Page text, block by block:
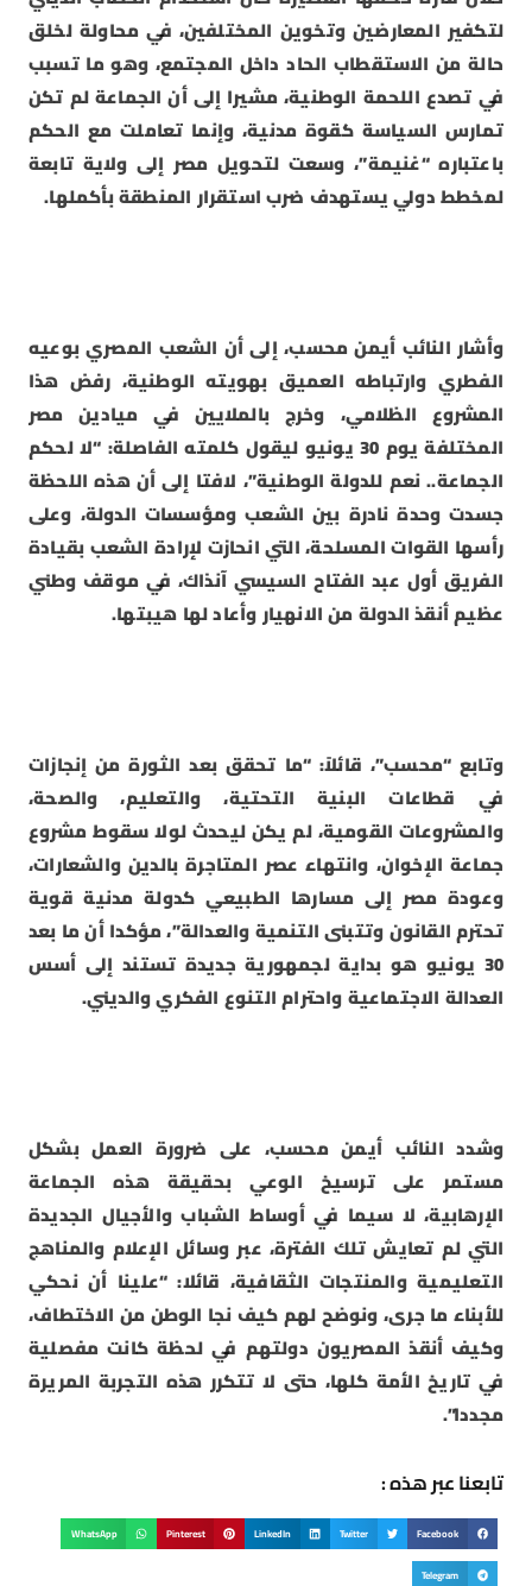
لتكفير المعارضين وتخوين المختلفين، في محاولة لخلق
حالة من الاستقطاب الحاد داخل المجتمع، وهو ما تسبب
في تصدع اللحمة الوطنية، مشيرا إلى أن الجماعة لم تكن
تمارس السياسة كقوة مدنية، وإنما تعاملت مع الحكم
باعتباره “غنيمة”، وسعت لتحويل مصر إلى ولاية تابعة
لمخطط دولي يستهدف ضرب استقرار المنطقة بأكملها.
وأشار النائب أيمن محسب، إلى أن الشعب المصري بوعيه
الفطري وارتباطه العميق بهويته الوطنية، رفض هذا
المشروع الظلامي، وخرج بالملايين في ميادين مصر
المختلفة يوم 30 يونيو ليقول كلمته الفاصلة: “لا لحكم
الجماعة.. نعم للدولة الوطنية”، لافتا إلى أن هذه اللحظة
جسدت وحدة نادرة بين الشعب ومؤسسات الدولة، وعلى
رأسها القوات المسلحة، التي انحازت لإرادة الشعب بقيادة
الفريق أول عبد الفتاح السيسي آنذاك، في موقف وطني
عظيم أنقذ الدولة من الانهيار وأعاد لها هيبتها.
وتابع “محسب”، قائلاً: “ما تحقق بعد الثورة من إنجازات
في قطاعات البنية التحتية، والتعليم، والصحة،
والمشروعات القومية، لم يكن ليحدث لولا سقوط مشروع
جماعة الإخوان، وانتهاء عصر المتاجرة بالدين والشعارات،
وعودة مصر إلى مسارها الطبيعي كدولة مدنية قوية
تحترم القانون وتتبنى التنمية والعدالة”، مؤكدا أن ما بعد
30 يونيو هو بداية لجمهورية جديدة تستند إلى أسس
العدالة الاجتماعية واحترام التنوع الفكري والديني.
وشدد النائب أيمن محسب، على ضرورة العمل بشكل
مستمر على ترسيخ الوعي بحقيقة هذه الجماعة
الإرهابية، لا سيما في أوساط الشباب والأجيال الجديدة
التي لم تعايش تلك الفترة، عبر وسائل الإعلام والمناهج
التعليمية والمنتجات الثقافية، قائلا: “علينا أن نحكي
للأبناء ما جرى، ونوضح لهم كيف نجا الوطن من الاختطاف،
وكيف أنقذ المصريون دولتهم في لحظة كانت مفصلية
في تاريخ الأمة كلها، حتى لا تتكرر هذه التجربة المريرة
مجددا”.
تابعنا عبر هذه :
Facebook
Twitter
LinkedIn
Pinterest
WhatsApp
Telegram